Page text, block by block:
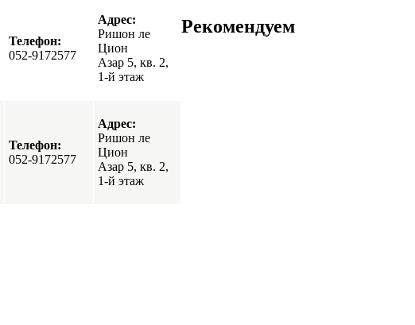
Телефон:
052-9172577
Адрес:
Ришон ле
Цион
Азар 5, кв. 2,
1-й этаж
Телефон:
052-9172577
Адрес:
Ришон ле
Цион
Азар 5, кв. 2,
1-й этаж
Рекомендуем